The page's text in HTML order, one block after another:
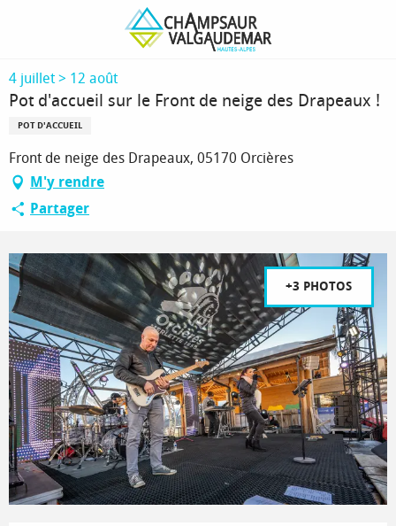
principal
Pot d'accueil sur le Front de neige des Drapeaux !
4 juillet > 12 août
Pot d'accueil sur le Front de neige des Drapeaux !
POT D'ACCUEIL
Front de neige des Drapeaux, 05170 Orcières
M'y rendre
Partager
+3 PHOTOS